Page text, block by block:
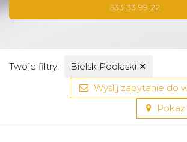
533 33 99 22
Twoje filtry: Bielsk Podlaski ✕
Wyślij zapytanie do